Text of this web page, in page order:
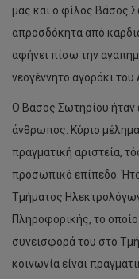
μας και ο φίλος Βάσος
απροσδόκητα από
αφήνει πίσω την
νεογέννητο αγοράκι του
Ο Βάσος Σωτηρίου ήταν
άνθρωπος. Κύριο
πραγματική αριστεία,
προσωπικό επίπεδο.
Τμήματος
Πληροφορικής, το
συνεισφορά του στο
κοινωνία είναι